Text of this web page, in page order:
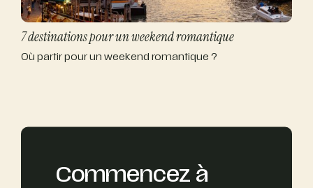
7 destinations pour un weekend romantique
Où partir pour un weekend romantique ?
Commencez à